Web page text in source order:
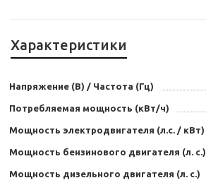
Характеристики
Напряжение (В) / Частота (Гц)
Потребляемая мощность (кВт/ч)
Мощность электродвигателя (л.с. / кВт)
Мощность бензинового двигателя (л. с.)
Мощность дизельного двигателя (л. с.)